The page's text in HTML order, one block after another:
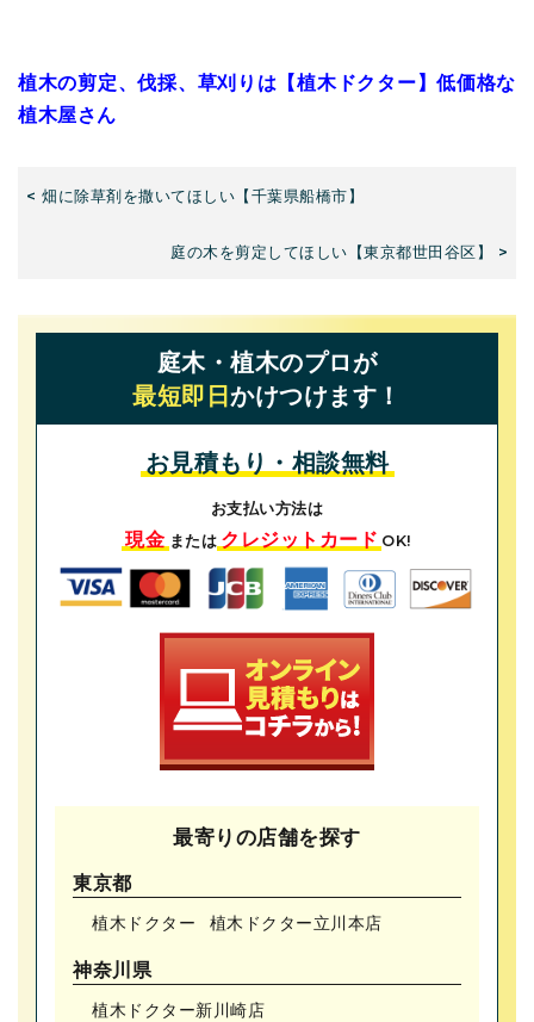
植木の剪定、伐採、草刈りは【植木ドクター】低価格な
植木屋さん
< 畑に除草剤を撒いてほしい【千葉県船橋市】
庭の木を剪定してほしい【東京都世田谷区】 >
庭木・植木のプロが
最短即日かけつけます！
お見積もり・相談無料
お支払い方法は
現金 または クレジットカード OK!
最寄りの店舗を探す
東京都
植木ドクター 植木ドクター⽴川本店
神奈川県
植木ドクター新川崎店